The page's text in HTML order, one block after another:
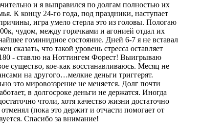
и я выправился по долгам полностью их
К концу 24-го года, под праздники, наступает
игра умело стерла это из головы. Пологаю
чудом, между горячками и агонией отдал их
гоминидное состояние. Дней 6-7 я не вставал
что такой уровень стресса оставляет
- ставлю на Ноттингем Форест! Выигрываю
существо, кое-как восстанавливаюсь. Месяц не
на другого…мелкие деньги триггерят.
это мировоззрение не меняется. Долг почти
в долгосроке деньги не держатся. Иногда
чтоли, хотя качество жизни достаточно
(пока это держит и отчасти помогает от
Спасибо за внимание!